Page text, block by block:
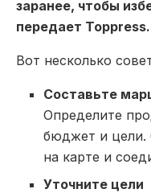
заранее, чтобы
передает
Вот несколько
Составьте
Определите
бюджет и цели.
на карте и
Уточните цели